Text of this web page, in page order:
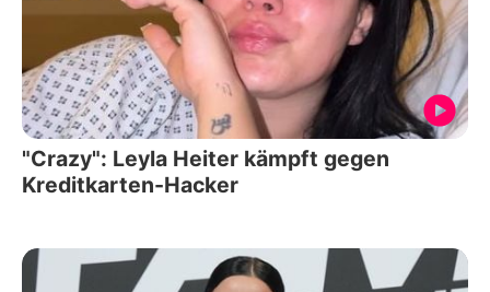
"Crazy": Leyla Heiter kämpft gegen
Kreditkarten-Hacker